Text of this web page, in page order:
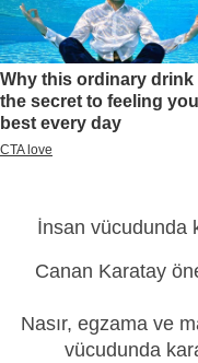
İnsan vücudunda
Canan Karatay
Nasır, egzama ve
vücudunda